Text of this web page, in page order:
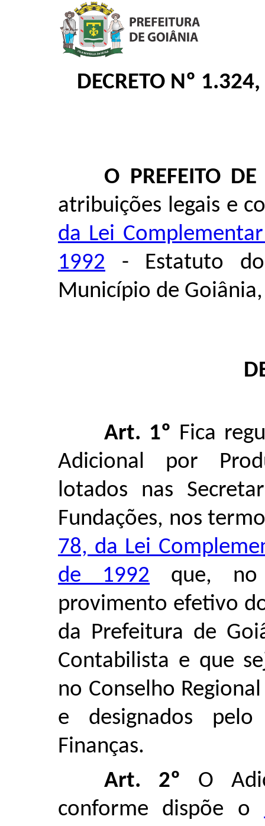
DECRETO Nº
O PREFEITO
atribuições legais e
da Lei
1992 - Estatuto
Município de Goiânia,
Art. 1º Fica
Adicional por
lotados nas
Fundações, nos
78, da Lei
de 1992 que, no
provimento efetivo
da Prefeitura de
Contabilista e que
no Conselho
e designados
Finanças.
Art. 2º O
conforme dispõe o